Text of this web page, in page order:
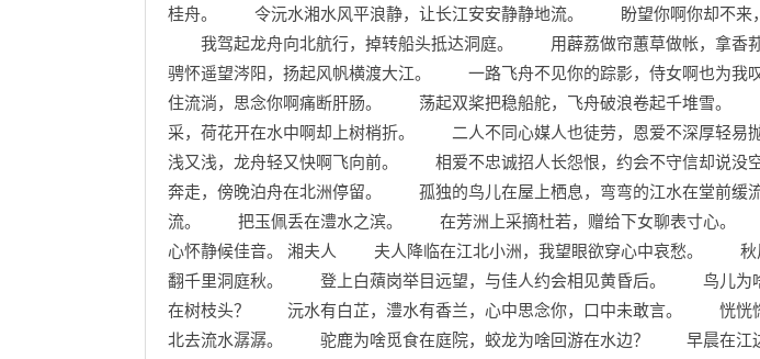
桂舟。 令沅水湘水风平浪静，让长江安安静静地流。 盼望你啊你却不来，
我驾起龙舟向北航行，掉转船头抵达洞庭。 用薜荔做帘蕙草做帐，拿
骋怀遥望涔阳，扬起风帆横渡大江。 一路飞舟不见你的踪影，侍女啊也为
住流淌，思念你啊痛断肝肠。 荡起双桨把稳船舵，飞舟破浪卷起千堆雪。
采，荷花开在水中啊却上树梢折。 二人不同心媒人也徒劳，恩爱不深厚轻
浅又浅，龙舟轻又快啊飞向前。 相爱不忠诚招人长怨恨，约会不守信却说
奔走，傍晚泊舟在北洲停留。 孤独的鸟儿在屋上栖息，弯弯的江水在堂前
流。 把玉佩丢在澧水之滨。 在芳洲上采摘杜若，赠给下女聊表寸心。
心怀静候佳音。 湘夫人 夫人降临在江北小洲，我望眼欲穿心中哀愁。 秋
翻千里洞庭秋。 登上白薠岗举目远望，与佳人约会相见黄昏后。 鸟儿为啥
在树枝头？ 沅水有白芷，澧水有香兰，心中思念你，口中未敢言。 恍恍惚
北去流水潺潺。 驼鹿为啥觅食在庭院，蛟龙为啥回游在水边？ 早晨在江边